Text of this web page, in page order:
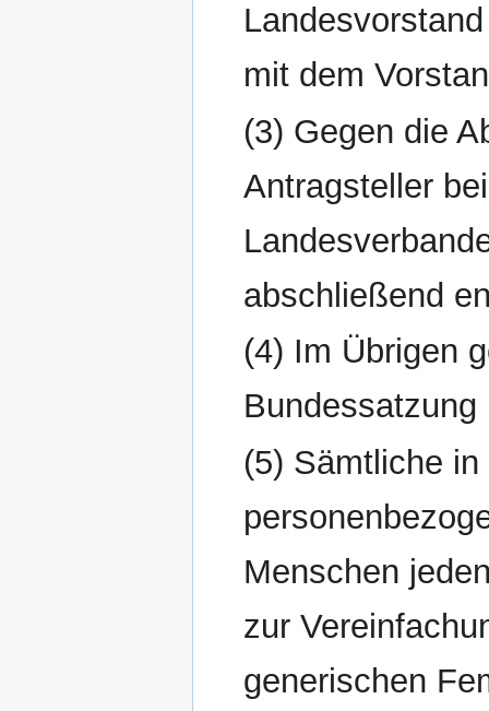
mit dem
(3) Gegen die
Antragsteller
abschließend
(4) Im Übrigen
(5) Sämtliche
Menschen
zur
generischen